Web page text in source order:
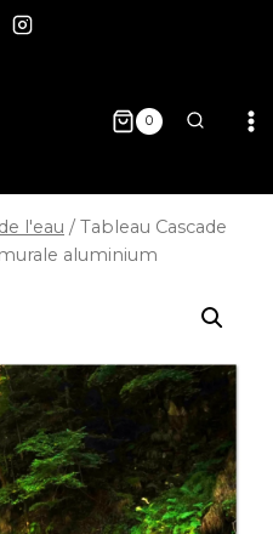
0
l'eau / Tableau Cascade
aluminium